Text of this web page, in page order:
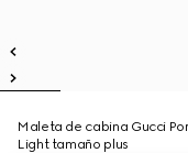
Maleta de cabina Gucci
Light tamaño plus